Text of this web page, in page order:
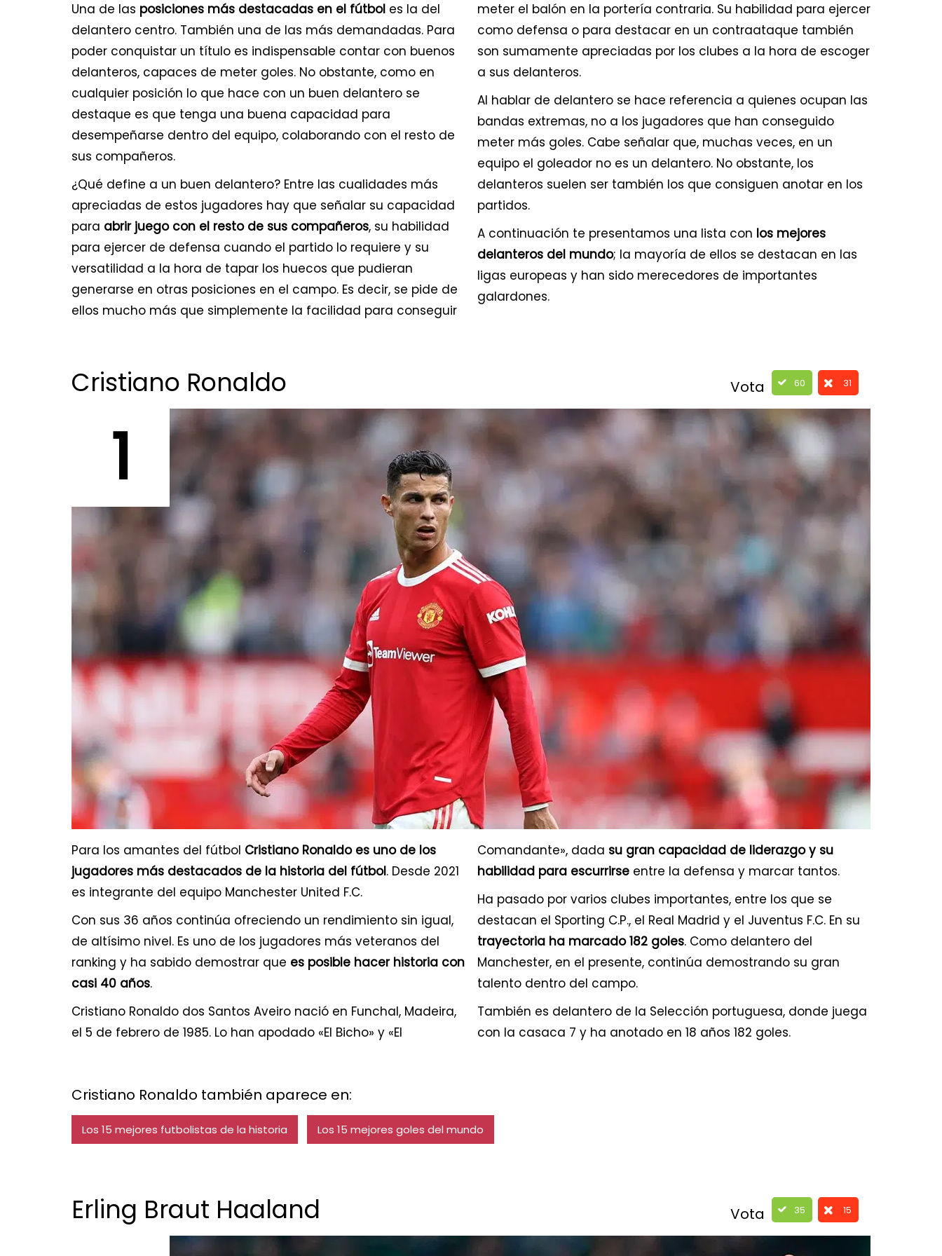
Una de las posiciones más destacadas en el fútbol es la del
delantero centro. También una de las más demandadas. Para
poder conquistar un título es indispensable contar con buenos
delanteros, capaces de meter goles. No obstante, como en
cualquier posición lo que hace con un buen delantero se
destaque es que tenga una buena capacidad para
desempeñarse dentro del equipo, colaborando con el resto de
sus compañeros.
¿Qué define a un buen delantero? Entre las cualidades más
apreciadas de estos jugadores hay que señalar su capacidad
para abrir juego con el resto de sus compañeros, su habilidad
para ejercer de defensa cuando el partido lo requiere y su
versatilidad a la hora de tapar los huecos que pudieran
generarse en otras posiciones en el campo. Es decir, se pide de
ellos mucho más que simplemente la facilidad para conseguir
meter el balón en la portería contraria. Su habilidad para ejercer
como defensa o para destacar en un contraataque también
son sumamente apreciadas por los clubes a la hora de escoger
a sus delanteros.
Al hablar de delantero se hace referencia a quienes ocupan las
bandas extremas, no a los jugadores que han conseguido
meter más goles. Cabe señalar que, muchas veces, en un
equipo el goleador no es un delantero. No obstante, los
delanteros suelen ser también los que consiguen anotar en los
partidos.
A continuación te presentamos una lista con los mejores
delanteros del mundo; la mayoría de ellos se destacan en las
ligas europeas y han sido merecedores de importantes
galardones.
Vota 60 31
Cristiano Ronaldo
1
Para los amantes del fútbol Cristiano Ronaldo es uno de los
jugadores más destacados de la historia del fútbol. Desde 2021
es integrante del equipo Manchester United F.C.
Con sus 36 años continúa ofreciendo un rendimiento sin igual,
de altísimo nivel. Es uno de los jugadores más veteranos del
ranking y ha sabido demostrar que es posible hacer historia con
casi 40 años.
Cristiano Ronaldo dos Santos Aveiro nació en Funchal, Madeira,
el 5 de febrero de 1985. Lo han apodado «El Bicho» y «El
Comandante», dada su gran capacidad de liderazgo y su
habilidad para escurrirseentre la defensa y marcar tantos.
Ha pasado por varios clubes importantes, entre los que se
destacan el Sporting C.P., el Real Madrid y el Juventus F.C. En su
trayectoria ha marcado 182 goles. Como delantero del
Manchester, en el presente, continúa demostrando su gran
talento dentro del campo.
También es delantero de la Selección portuguesa, donde juega
con la casaca 7 y ha anotado en 18 años 182 goles.
Cristiano Ronaldo también aparece en:
Los 15 mejores futbolistas de la historia Los 15 mejores goles del mundo
Vota 35 15
Erling Braut Haaland